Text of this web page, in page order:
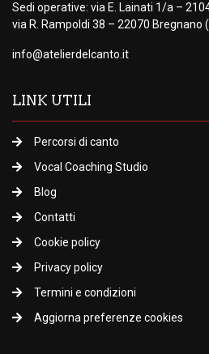
Sedi operative: via E. Lainati 1/a –
via R. Rampoldi 38 – 22070 Bregnano
info@atelierdelcanto.it
LINK UTILI
Percorsi di canto
Vocal Coaching Studio
Blog
Contatti
Cookie policy
Privacy policy
Termini e condizioni
Aggiorna preferenze cookies